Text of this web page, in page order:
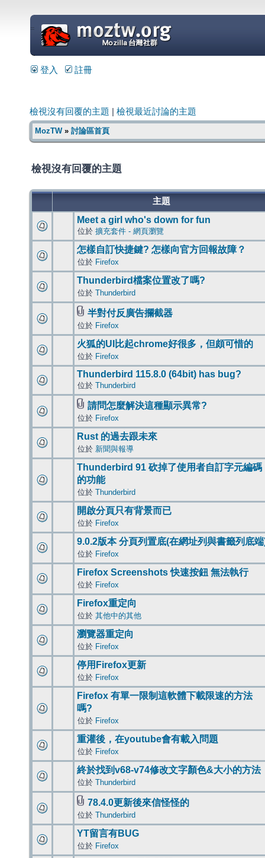
=
登入 註冊
檢視沒有回覆的主題 檢視最近討論的主題
MozTW» 討論區首頁
檢視沒有回覆的主題
主題
Meet a girl who's down for fun
位於 擴充套件 - 網頁瀏覽
怎樣自訂快捷鍵? 怎樣向官方回報故障？
位於 Firefox
Thunderbird檔案位置改了嗎?
位於 Thunderbird
半對付反廣告攔截器
位於 Firefox
火狐的UI比起chrome好很多，但頗可惜的
位於 Firefox
Thunderbird 115.8.0 (64bit) has bug?
位於 Thunderbird
請問怎麼解決這種顯示異常?
位於 Firefox
Rust 的過去跟未來
位於 新聞與報導
Thunderbird 91 砍掉了使用者自訂字元編碼
的功能
位於 Thunderbird
開啟分頁只有背景而已
位於 Firefox
9.0.2版本 分頁列置底(在網址列與書籤列底
位於 Firefox
Firefox Screenshots 快速按鈕 無法執行
位於 Firefox
Firefox重定向
位於 其他中的其他
瀏覽器重定向
位於 Firefox
停用Firefox更新
位於 Firefox
Firefox 有單一限制這軟體下載限速的方法
嗎?
位於 Firefox
重灌後，在youtube會有載入問題
位於 Firefox
終於找到v68-v74修改文字顏色&大小的方法
位於 Thunderbird
78.4.0更新後來信怪怪的
位於 Thunderbird
YT留言有BUG
位於 Firefox